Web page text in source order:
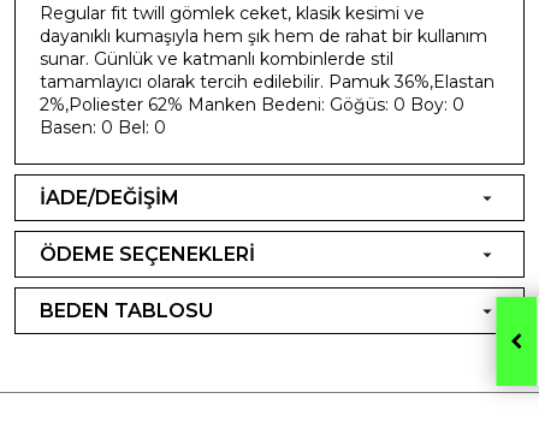
Regular fit twill gömlek ceket, klasik kesimi ve
dayanıklı kumaşıyla hem şık hem de rahat bir kullanım
sunar. Günlük ve katmanlı kombinlerde stil
tamamlayıcı olarak tercih edilebilir. Pamuk 36%,Elastan
2%,Poliester 62% Manken Bedeni: Göğüs: 0 Boy: 0
Basen: 0 Bel: 0
İADE/DEĞİŞİM
ÖDEME SEÇENEKLERİ
BEDEN TABLOSU